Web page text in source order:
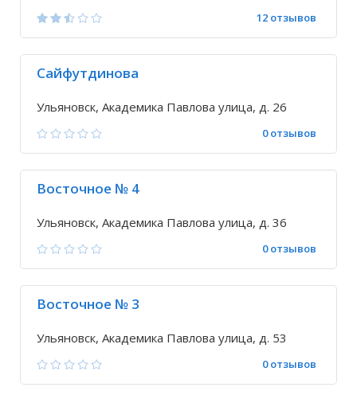
12 отзывов
Сайфутдинова
Ульяновск, Академика Павлова улица, д. 26
0 отзывов
Восточное № 4
Ульяновск, Академика Павлова улица, д. 36
0 отзывов
Восточное № 3
Ульяновск, Академика Павлова улица, д. 53
0 отзывов